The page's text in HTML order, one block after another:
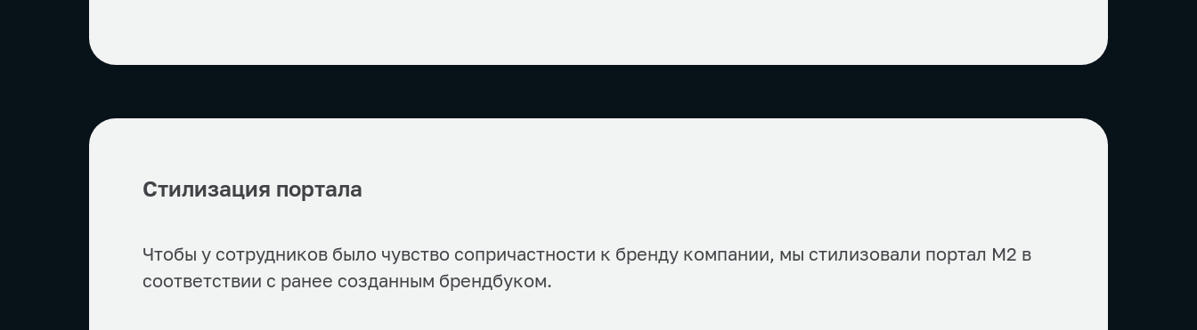
Стилизация портала
Чтобы у сотрудников было чувство сопричастности к бренду компании, мы стилизовали портал М2 в
соответствии с ранее созданным брендбуком.